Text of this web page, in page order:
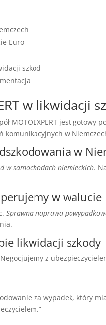
Euro
szkód
w likwidacji
MOTOEXPERT jest gotowy
komunikacyjnych w
w
w samochodach niemieckich.
w walucie
Sprawna naprawa
likwidacji szkody
z
za wypadek, który